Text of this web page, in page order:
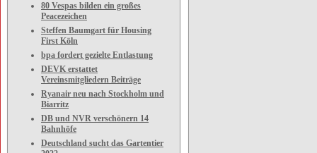
80 Vespas bilden ein großes
Peacezeichen
Steffen Baumgart für Housing
First Köln
bpa fordert gezielte Entlastung
DEVK erstattet
Vereinsmitgliedern Beiträge
Ryanair neu nach Stockholm und
Biarritz
DB und NVR verschönern 14
Bahnhöfe
Deutschland sucht das Gartentier